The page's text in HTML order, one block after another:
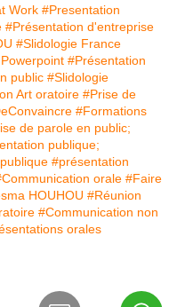
Work #Presentation
#Présentation d'entreprise
#Slidologie France
#Présentation
public #Slidologie
Art oratoire #Prise de
#Formations
de parole en public;
publique;
#présentation
orale #Faire
HOUHOU #Réunion
#Communication non
orales